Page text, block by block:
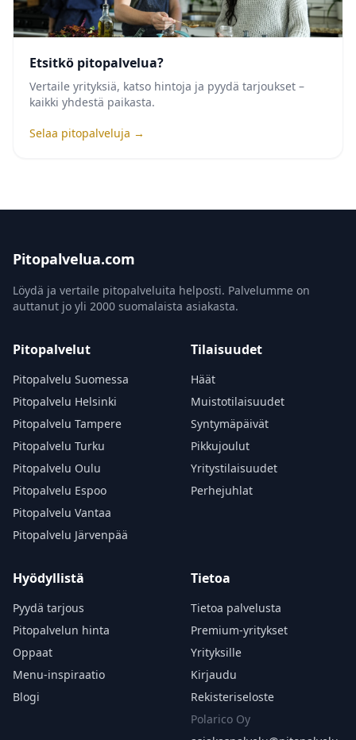
Etsitkö pitopalvelua?
Vertaile yrityksiä, katso hintoja ja pyydä tarjoukset –
kaikki yhdestä paikasta.
Selaa pitopalveluja →
Pitopalvelua.com
Löydä ja vertaile pitopalveluita helposti. Palvelumme on
auttanut jo yli 2000 suomalaista asiakasta.
Pitopalvelut
Pitopalvelu Suomessa
Pitopalvelu Helsinki
Pitopalvelu Tampere
Pitopalvelu Turku
Pitopalvelu Oulu
Pitopalvelu Espoo
Pitopalvelu Vantaa
Pitopalvelu Järvenpää
Tilaisuudet
Häät
Muistotilaisuudet
Syntymäpäivät
Pikkujoulut
Yritystilaisuudet
Perhejuhlat
Hyödyllistä
Pyydä tarjous
Pitopalvelun hinta
Oppaat
Menu-inspiraatio
Blogi
Tietoa
Tietoa palvelusta
Premium-yritykset
Yrityksille
Kirjaudu
Rekisteriseloste
Polarico Oy